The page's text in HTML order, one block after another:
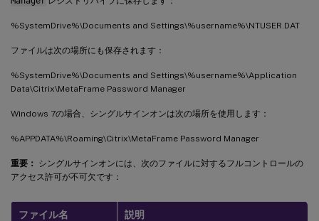
%SystemDrive%\Documents and Settings\%username%\NTUSER.DAT
ファイルは次の場所にも保存されます：
%SystemDrive%\Documents and Settings\%username%\Application
Data\Citrix\MetaFrame Password Manager
Windows 7の場合、シングルサインオンは次の場所を使用します：
%APPDATA%\Roaming\Citrix\MetaFrame Password Manager
重要：
シングルサインオンには、次のファイルに対するフルコントロールの
アクセス許可が不可欠です：
ファイル名 説明